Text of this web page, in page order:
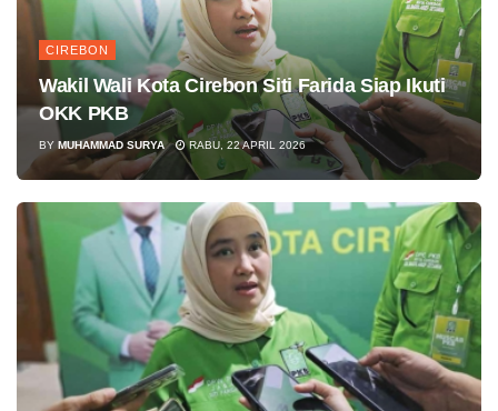
CIREBON
Wakil Wali Kota Cirebon Siti Farida Siap Ikuti
OKK PKB
BY MUHAMMAD SURYA RABU, 22 APRIL 2026